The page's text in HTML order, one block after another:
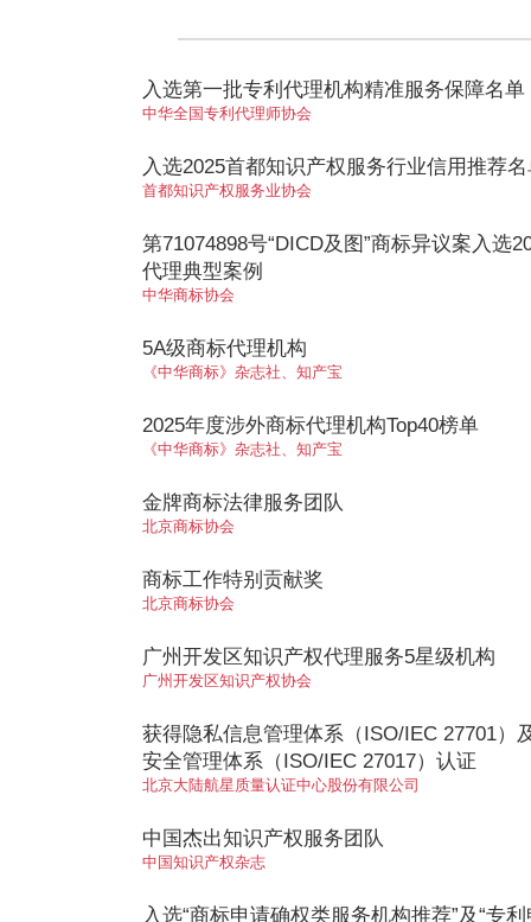
入选第一批专利代理机构精准服务保障名单
中华全国专利代理师协会
入选2025首都知识产权服务行业信用推荐
首都知识产权服务业协会
第71074898号“DICD及图”商标异议案入选
代理典型案例
中华商标协会
5A级商标代理机构
《中华商标》杂志社、知产宝
2025年度涉外商标代理机构Top40榜单
《中华商标》杂志社、知产宝
金牌商标法律服务团队
北京商标协会
商标工作特别贡献奖
北京商标协会
广州开发区知识产权代理服务5星级机构
广州开发区知识产权协会
获得隐私信息管理体系（ISO/IEC 27701）
安全管理体系（ISO/IEC 27017）认证
北京大陆航星质量认证中心股份有限公司
中国杰出知识产权服务团队
中国知识产权杂志
入选“商标申请确权类服务机构推荐”及“专